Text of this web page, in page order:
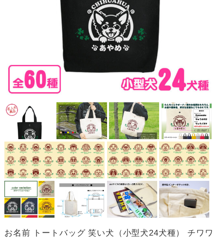
お名前 トートバッグ 笑い犬（小型犬24犬種） チワワ